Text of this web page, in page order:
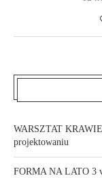
WARSZTAT
projektowaniu
FORMA NA LATO 3